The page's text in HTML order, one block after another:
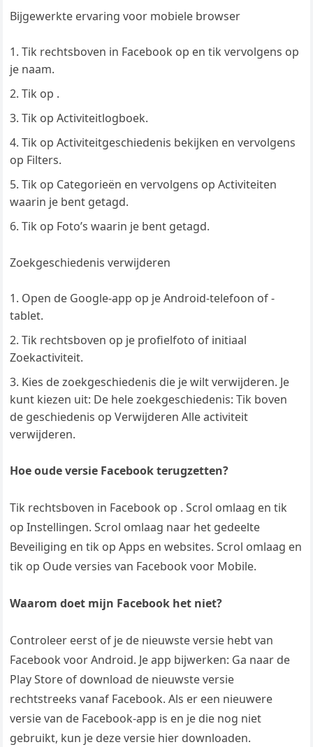
Bijgewerkte ervaring voor mobiele browser
Tik rechtsboven in Facebook op en tik vervolgens op
je naam.
Tik op .
Tik op Activiteitlogboek.
Tik op Activiteitgeschiedenis bekijken en vervolgens
op Filters.
Tik op Categorieën en vervolgens op Activiteiten
waarin je bent getagd.
Tik op Foto’s waarin je bent getagd.
Zoekgeschiedenis verwijderen
Open de Google-app op je Android-telefoon of -
tablet.
Tik rechtsboven op je profielfoto of initiaal
Zoekactiviteit.
Kies de zoekgeschiedenis die je wilt verwijderen. Je
kunt kiezen uit: De hele zoekgeschiedenis: Tik boven
de geschiedenis op Verwijderen Alle activiteit
verwijderen.
Hoe oude versie Facebook terugzetten?
Tik rechtsboven in Facebook op . Scrol omlaag en tik
op Instellingen. Scrol omlaag naar het gedeelte
Beveiliging en tik op Apps en websites. Scrol omlaag en
tik op Oude versies van Facebook voor Mobile.
Waarom doet mijn Facebook het niet?
Controleer eerst of je de nieuwste versie hebt van
Facebook voor Android. Je app bijwerken: Ga naar de
Play Store of download de nieuwste versie
rechtstreeks vanaf Facebook. Als er een nieuwere
versie van de Facebook-app is en je die nog niet
gebruikt, kun je deze versie hier downloaden.